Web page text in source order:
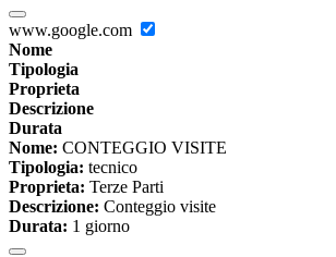
www.google.com
Nome
Tipologia
Proprieta
Descrizione
Durata
Nome: CONTEGGIO VISITE
Tipologia: tecnico
Proprieta: Terze Parti
Descrizione: Conteggio visite
Durata: 1 giorno